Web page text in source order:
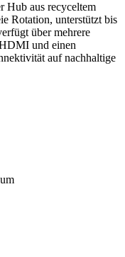
Hub aus recyceltem
Rotation, unterstützt bis
über mehrere
und einen
auf nachhaltige